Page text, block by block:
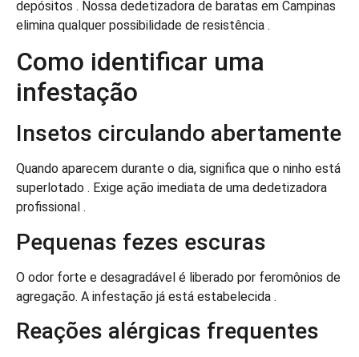
depósitos . Nossa dedetizadora de baratas em Campinas
elimina qualquer possibilidade de resistência .
Como identificar uma
infestação
Insetos circulando abertamente
Quando aparecem durante o dia, significa que o ninho está
superlotado . Exige ação imediata de uma dedetizadora
profissional .
Pequenas fezes escuras
O odor forte e desagradável é liberado por feromônios de
agregação. A infestação já está estabelecida .
Reações alérgicas frequentes